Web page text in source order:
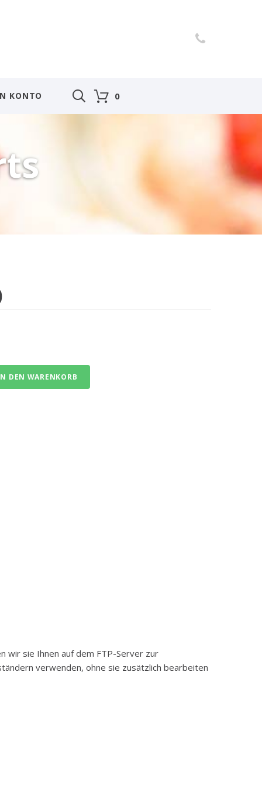
KONTO 0
DEN WARENKORB
wir sie Ihnen auf dem FTP-Server zur
verwenden, ohne sie zusätzlich bearbeiten